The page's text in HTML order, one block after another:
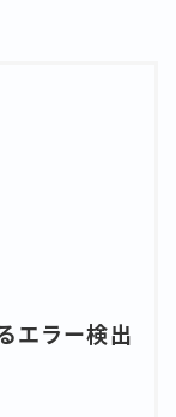
エラー検出